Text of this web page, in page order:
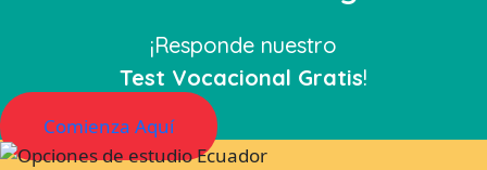
¡Responde nuestro
Test Vocacional Gratis!
Comienza Aquí